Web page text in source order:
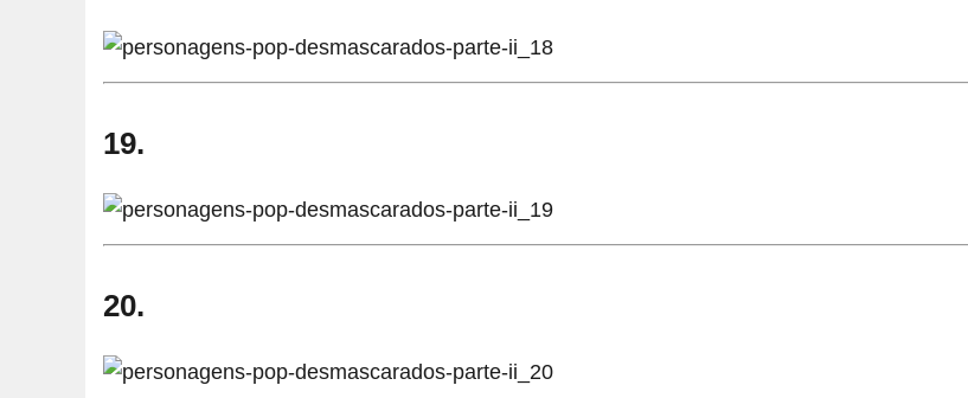
19.
20.